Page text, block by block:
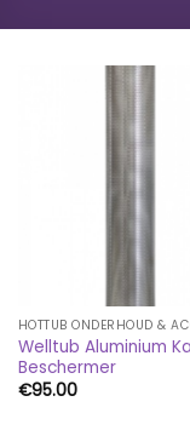
Welltub Aluminium
Beschermer
€95.00